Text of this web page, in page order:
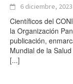
6 diciembre, 2023
Científicos del
la Organización
publicación,
Mundial de la
[...]